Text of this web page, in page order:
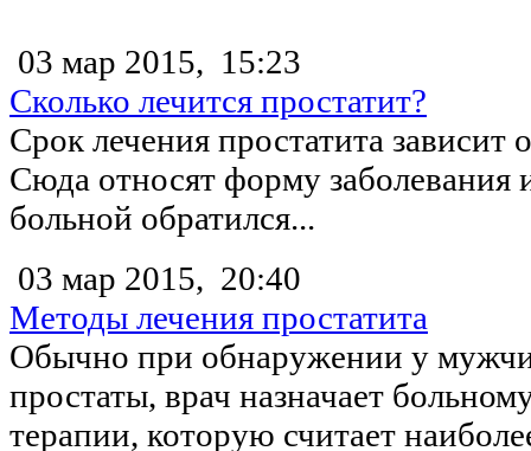
03 мар 2015, 15:23
Сколько лечится простатит?
Срок лечения простатита зависит
Сюда относят форму заболевания
больной обратился...
03 мар 2015, 20:40
Методы лечения простатита
Обычно при обнаружении у
простаты, врач назначает
терапии, которую считает